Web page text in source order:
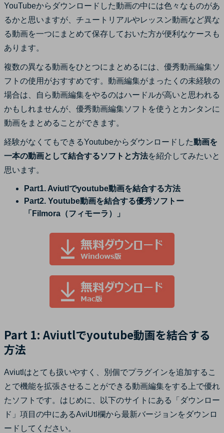
サポート
カスタマーサポート
ブランド紹介
購入する ログイン
検索
YouTubeからダウンロードした動画の中には色々なものがあ
るかと思いますが、チュートリアルやレッスン動画など異な
る動画を一つにまとめて保存しておいた方が便利なケースも
あります。
複数の異なる動画をひとつにまとめるには、優秀動画編集ソ
フトの使用がおすすめです。動画編集がまったくの未経験の
場合は、自ら動画編集をやるのはハードルが高いと思われる
かもしれませんが、優秀動画編集ソフトを使うとカンタンに
動画をまとめることができます。
経験がなくてもできるYoutubeからダウンロードした動画を
一本の動画として結合するソフトと方法を紹介してみたいと
思います。
Part1. Aviutlでyoutube動画を結合する方法
Part2. Youtube動画を結合する優秀ソフトー
「Filmora（フィモーラ）」
Part 1: Aviutlでyoutube動画を結合する
方法
Aviutlはとても扱いやすく、別個でプラグインを追加するこ
とで機能を拡張させることができる動画編集をする上で優れ
たソフトです。はじめに、以下のサイトにある「ダウンロー
ド」項目の中にあるAviUtl欄から最新バージョンをダウンロ
ードしてください。